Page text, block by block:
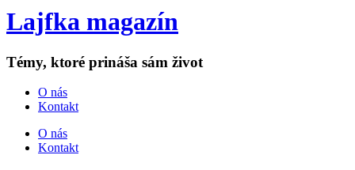
Lajfka magazín
Témy, ktoré prináša sám život
O nás
Kontakt
O nás
Kontakt